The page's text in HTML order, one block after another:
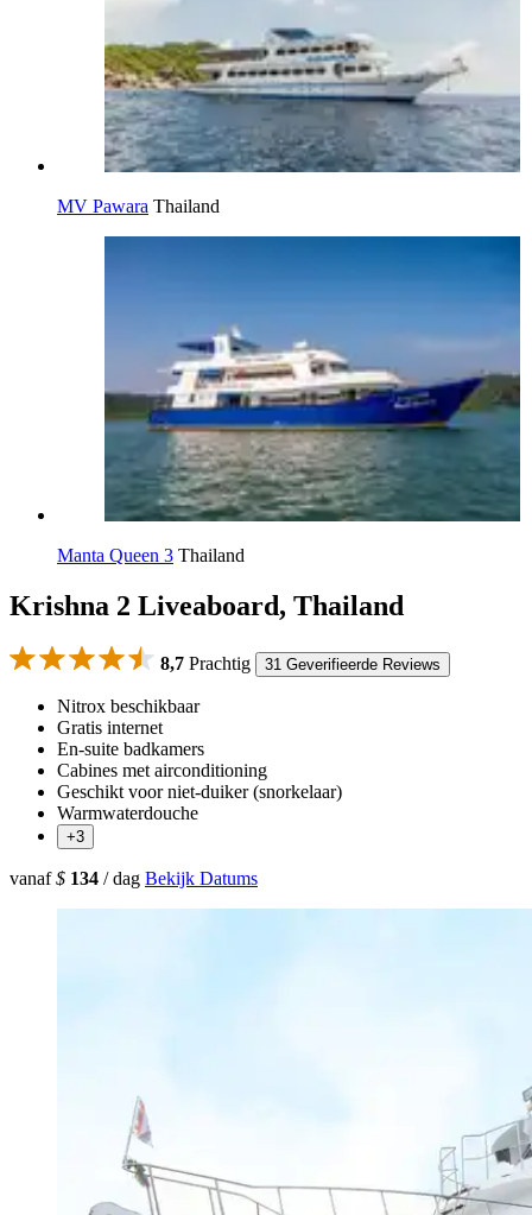
MV Pawara Thailand
Manta Queen 3 Thailand
Krishna 2 Liveaboard, Thailand
8,7 Prachtig 31 Geverifieerde Reviews
Nitrox beschikbaar
Gratis internet
En-suite badkamers
Cabines met airconditioning
Geschikt voor niet-duiker (snorkelaar)
Warmwaterdouche
+3
vanaf$ 134 / dag Bekijk Datums